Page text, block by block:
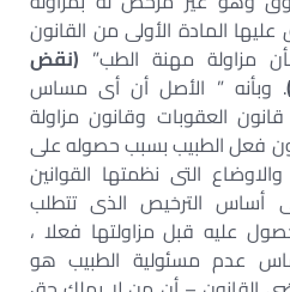
المادة الأولى من القانون
(نقض
. وبأنه ” الأصل أن أى مساس
العقوبات وقانون مزاولة
فعل الطبيب بسبب حصوله على
التى نظمتها القوانين
أساس الترخيص الذى تتطلب
عليه قبل مزاولتها فعلا ،
عدم مسئولية الطبيب هو